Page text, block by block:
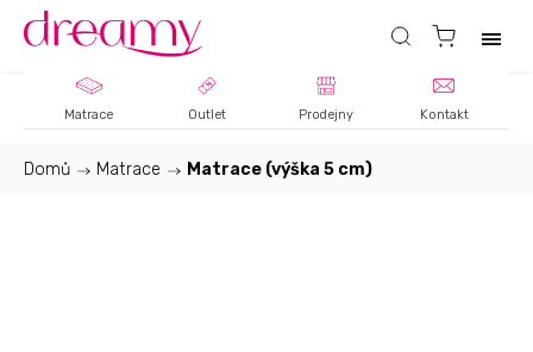
Matrace Outlet Prodejny Kontakt
Domů / Matrace / Matrace (výška 5 cm)